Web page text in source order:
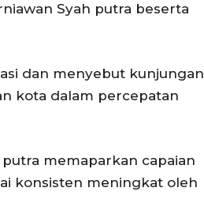
Syah putra beserta
dan menyebut kunjungan
kota dalam percepatan
memaparkan capaian
konsisten meningkat oleh